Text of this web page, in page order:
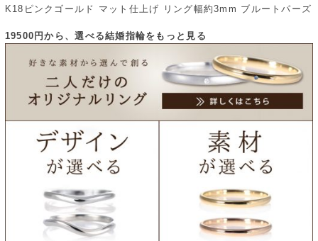
K18ピンクゴールド マット仕上げ リング幅約3mm ブルートパーズ
19500円から、選べる結婚指輪をもっと見る